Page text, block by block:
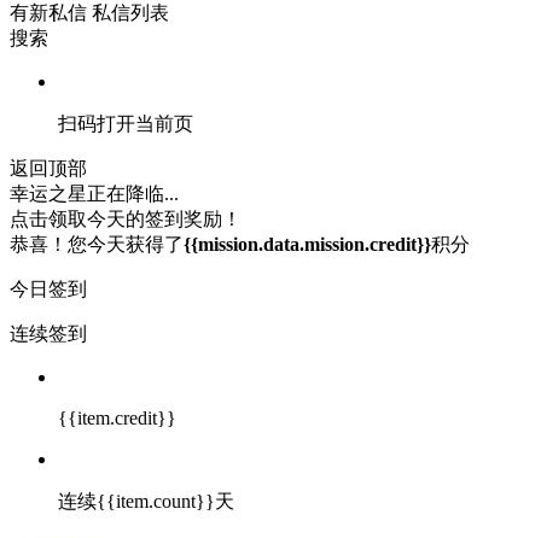
有新私信 私信列表
搜索
扫码打开当前页
返回顶部
幸运之星正在降临...
点击领取今天的签到奖励！
恭喜！您今天获得了{{mission.data.mission.credit}}积分
今日签到
连续签到
{{item.credit}}
连续{{item.count}}天